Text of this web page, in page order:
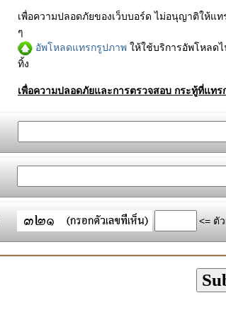
เพื่อความปลอดภัยของเว็บบอร์ด ไม่อนุญาติให้แท
ๆ
อัพโหลดแทรกรูปภาพ ให้ใช้บริการอัพโหลด
ทิ้ง
เพื่อความปลอดภัยและการตรวจสอบ กระทู้ที่แท
<= ตั